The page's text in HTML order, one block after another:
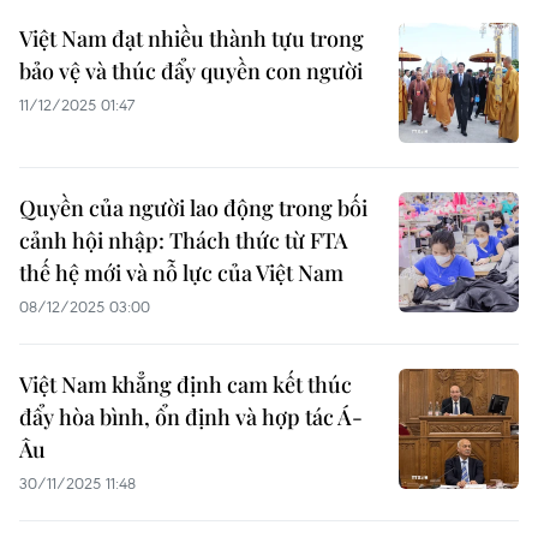
Việt Nam đạt nhiều thành tựu trong
bảo vệ và thúc đẩy quyền con người
11/12/2025 01:47
Quyền của người lao động trong bối
cảnh hội nhập: Thách thức từ FTA
thế hệ mới và nỗ lực của Việt Nam
08/12/2025 03:00
Việt Nam khẳng định cam kết thúc
đẩy hòa bình, ổn định và hợp tác Á-
Âu
30/11/2025 11:48